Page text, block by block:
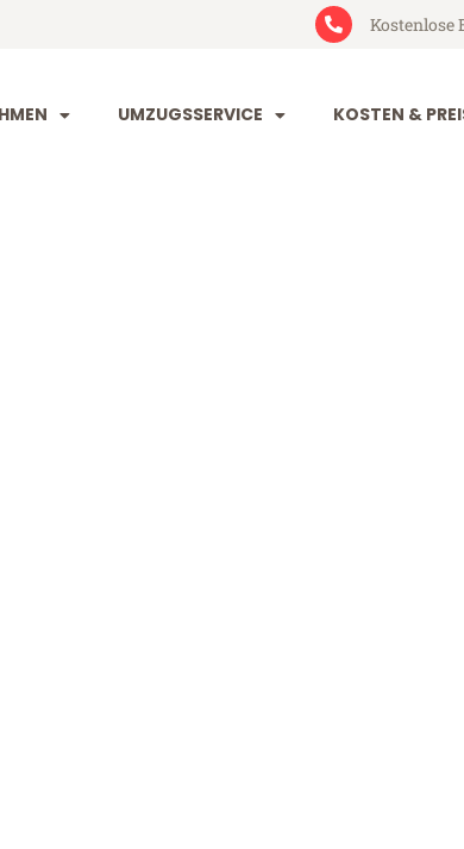
Kostenlose
UMZUGSSERVICE KOSTEN &